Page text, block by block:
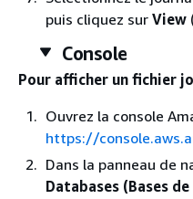
puis cliquez sur View
Console
Pour afficher un fichier
Ouvrez la console
https://
Dans la panneau de
Databases (Bases